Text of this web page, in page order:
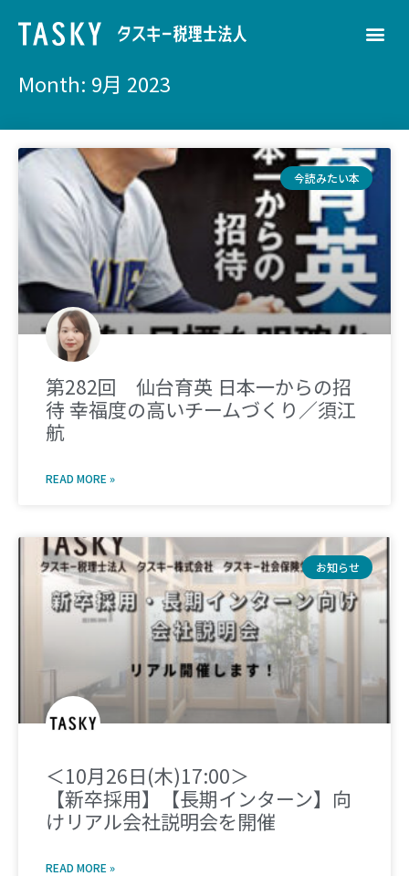
Month: 9月 2023
今読みたい本
第282回 仙台育英 日本一からの招
待 幸福度の高いチームづくり／須江
航
READ MORE »
お知らせ
＜10月26日(木)17:00＞
【新卒採用】【長期インターン】向
けリアル会社説明会を開催
READ MORE »